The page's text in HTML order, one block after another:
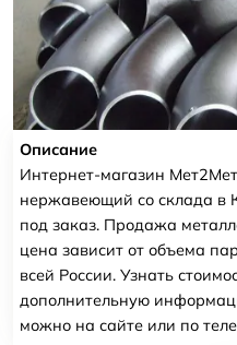
Описание
Интернет-магазин
нержавеющий со склада в
под заказ. Продажа
цена зависит от объема
всей России. Узнать
дополнительную
можно на сайте или по